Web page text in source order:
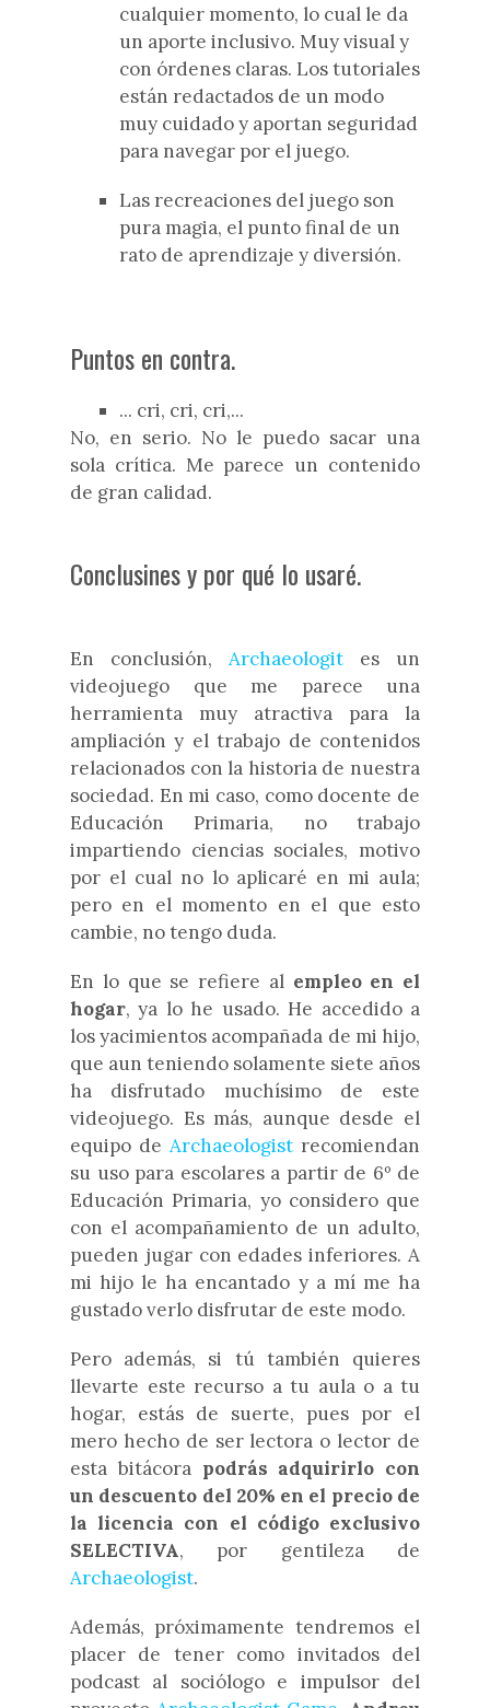
cualquier momento, lo cual le da
un aporte inclusivo. Muy visual y
con órdenes claras. Los tutoriales
están redactados de un modo
muy cuidado y aportan seguridad
para navegar por el juego.
Las recreaciones del juego son
pura magia, el punto final de un
rato de aprendizaje y diversión.
Puntos en contra.
... cri, cri, cri,...
No, en serio. No le puedo sacar una
sola crítica. Me parece un contenido
de gran calidad.
Conclusines y por qué lo usaré.
En conclusión, Archaeologit es un
videojuego que me parece una
herramienta muy atractiva para la
ampliación y el trabajo de contenidos
relacionados con la historia de nuestra
sociedad. En mi caso, como docente de
Educación Primaria, no trabajo
impartiendo ciencias sociales, motivo
por el cual no lo aplicaré en mi aula;
pero en el momento en el que esto
cambie, no tengo duda.
En lo que se refiere al empleo en el
hogar, ya lo he usado. He accedido a
los yacimientos acompañada de mi hijo,
que aun teniendo solamente siete años
ha disfrutado muchísimo de este
videojuego. Es más, aunque desde el
equipo de Archaeologist recomiendan
su uso para escolares a partir de 6º de
Educación Primaria, yo considero que
con el acompañamiento de un adulto,
pueden jugar con edades inferiores. A
mi hijo le ha encantado y a mí me ha
gustado verlo disfrutar de este modo.
Pero además, si tú también quieres
llevarte este recurso a tu aula o a tu
hogar, estás de suerte, pues por el
mero hecho de ser lectora o lector de
esta bitácora podrás adquirirlo con
un descuento del 20% en el precio de
la licencia con el código exclusivo
SELECTIVA, por gentileza de
Archaeologist.
Además, próximamente tendremos el
placer de tener como invitados del
podcast al sociólogo e impulsor del